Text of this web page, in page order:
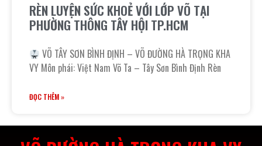
RÈN LUYỆN SỨC KHOẺ VỚI LỚP VÕ TẠI
PHƯỜNG THÔNG TÂY HỘI TP.HCM
VÕ TÂY SƠN BÌNH ĐỊNH – VÕ ĐƯỜNG HÀ TRỌNG KHA
VY Môn phái: Việt Nam Võ Ta – Tây Sơn Bình Định Rèn
ĐỌC THÊM »